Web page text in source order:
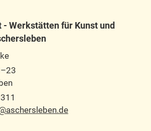
Werkstätten für Kunst und